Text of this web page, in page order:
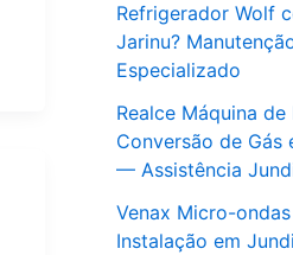
Refrigerador Wolf
Jarinu?
Especializado
Realce Máquina
Conversão de Gás
— Assistência
Venax Micro-
Instalação em